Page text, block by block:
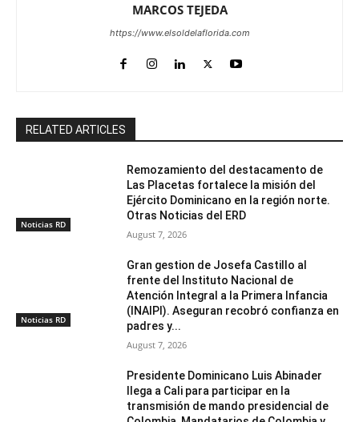
MARCOS TEJEDA
https://www.elsoldelaflorida.com
RELATED ARTICLES
Noticias RD
Remozamiento del destacamento de
Las Placetas fortalece la misión del
Ejército Dominicano en la región norte.
Otras Noticias del ERD
August 7, 2026
Noticias RD
Gran gestion de Josefa Castillo al
frente del Instituto Nacional de
Atención Integral a la Primera Infancia
(INAIPI). Aseguran recobró confianza en
padres y...
August 7, 2026
Presidente Dominicano Luis Abinader
llega a Cali para participar en la
transmisión de mando presidencial de